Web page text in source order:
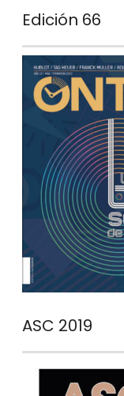
Edición 66
ASC 2019